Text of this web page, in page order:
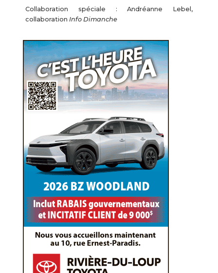
Collaboration spéciale : Andréanne Lebel,
collaboration Info Dimanche